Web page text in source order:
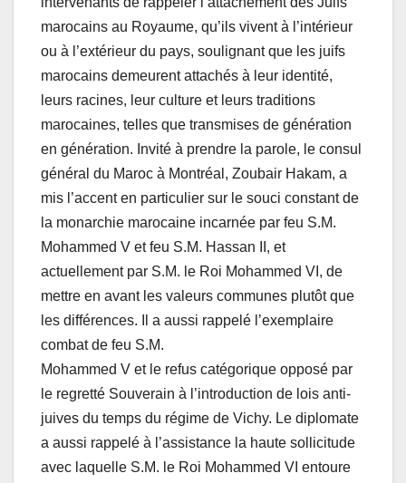
marocains au Royaume, qu’ils vivent à l’intérieur
ou à l’extérieur du pays, soulignant que les juifs
marocains demeurent attachés à leur identité,
leurs racines, leur culture et leurs traditions
marocaines, telles que transmises de génération
en génération. Invité à prendre la parole, le consul
général du Maroc à Montréal, Zoubair Hakam, a
mis l’accent en particulier sur le souci constant de
la monarchie marocaine incarnée par feu S.M.
Mohammed V et feu S.M. Hassan II, et
actuellement par S.M. le Roi Mohammed VI, de
mettre en avant les valeurs communes plutôt que
les différences. Il a aussi rappelé l’exemplaire
combat de feu S.M.
Mohammed V et le refus catégorique opposé par
le regretté Souverain à l’introduction de lois anti-
juives du temps du régime de Vichy. Le diplomate
a aussi rappelé à l’assistance la haute sollicitude
avec laquelle S.M. le Roi Mohammed VI entoure